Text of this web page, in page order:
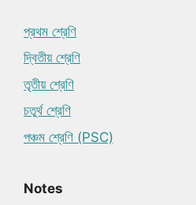
প্রথম শ্রেণি
দ্বিতীয় শ্রেণি
তৃতীয় শ্রেণি
চতুর্থ শ্রেণি
পঞ্চম শ্রেণি (PSC)
Notes